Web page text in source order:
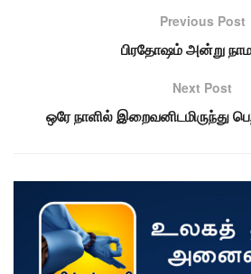
Previous Post
பிரதோஷம் அன்று
Next Post
ஒரே நாளில் இறைவனிடமிருந்து